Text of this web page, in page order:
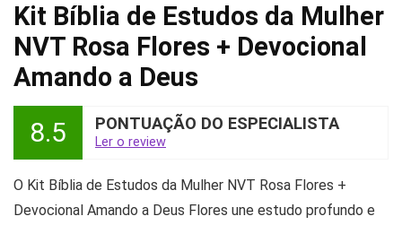
Kit Bíblia de Estudos da Mulher
NVT Rosa Flores + Devocional
Amando a Deus
8.5 PONTUAÇÃO DO ESPECIALISTA
Ler o review
O Kit Bíblia de Estudos da Mulher NVT Rosa Flores +
Devocional Amando a Deus Flores une estudo profundo e